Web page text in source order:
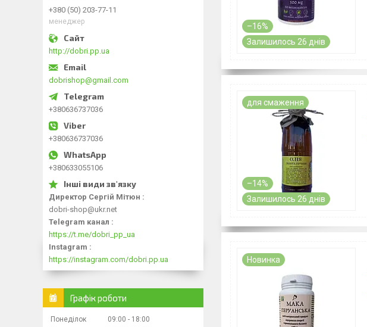
–16%
Залишилось 26 днів
для смаження
–14%
Залишилось 26 днів
Новинка
+380 (50) 203-77-11
менеджер
http://dobri.pp.ua
dobrishop@gmail.com
+380636737036
+380636737036
+380633055106
Директор Сергій Мітюн
dobri-shop@ukr.net
Telegram канал
https://t.me/dobri_pp_ua
Instagram
https://instagram.com/dobri.pp.ua
Графік роботи
Понеділок 09:00
18:00